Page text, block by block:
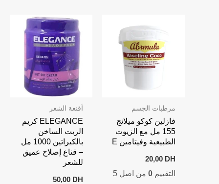
مرطبات الجسم
فازلين كوكو ميلانج
155 مل مع الزيوت
الطبيعية وفيتامين E
20,00 DH
التقييم 0من اصل 5
أقنعة الشعر
ELEGANCE كريم
الزيت الساخن
بالكيراتين 1000 مل
– قناع إصلاح عميق
للشعر
50,00 DH